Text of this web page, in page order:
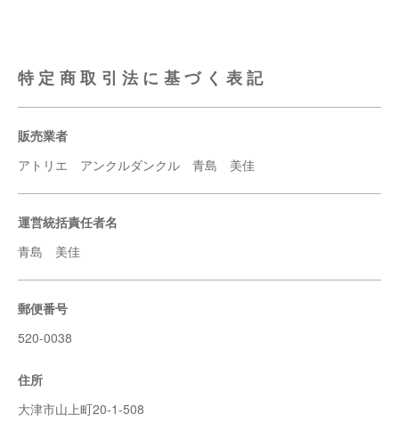
特定商取引法に基づく表記
販売業者
アトリエ アンクルダンクル 青島 美佳
運営統括責任者名
青島 美佳
郵便番号
520-0038
住所
大津市山上町20-1-508